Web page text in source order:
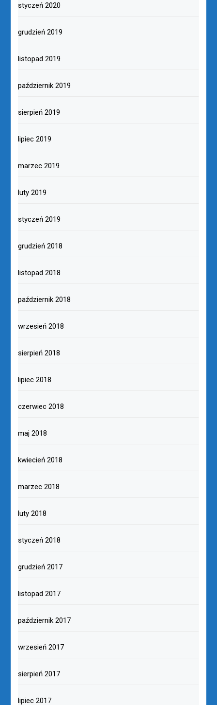
styczeń 2020
grudzień 2019
listopad 2019
październik 2019
sierpień 2019
lipiec 2019
marzec 2019
luty 2019
styczeń 2019
grudzień 2018
listopad 2018
październik 2018
wrzesień 2018
sierpień 2018
lipiec 2018
czerwiec 2018
maj 2018
kwiecień 2018
marzec 2018
luty 2018
styczeń 2018
grudzień 2017
listopad 2017
październik 2017
wrzesień 2017
sierpień 2017
lipiec 2017